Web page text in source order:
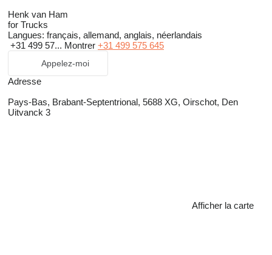
Henk van Ham
for Trucks
Langues: français, allemand, anglais, néerlandais
+31 499 57... Montrer +31 499 575 645
Appelez-moi
Adresse
Pays-Bas, Brabant-Septentrional, 5688 XG, Oirschot, Den
Uitvanck 3
Afficher la carte